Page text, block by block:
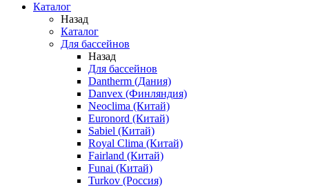
Каталог
Назад
Каталог
Для бассейнов
Назад
Для бассейнов
Dantherm (Дания)
Danvex (Финляндия)
Neoclima (Китай)
Euronord (Китай)
Sabiel (Китай)
Royal Clima (Китай)
Fairland (Китай)
Funai (Китай)
Turkov (Россия)